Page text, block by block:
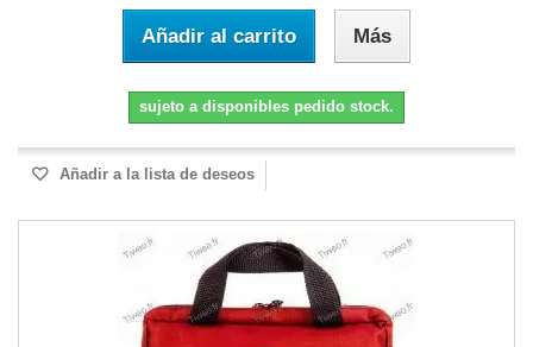
Añadir al carrito Más
sujeto a disponibles pedido stock.
Añadir a la lista de deseos